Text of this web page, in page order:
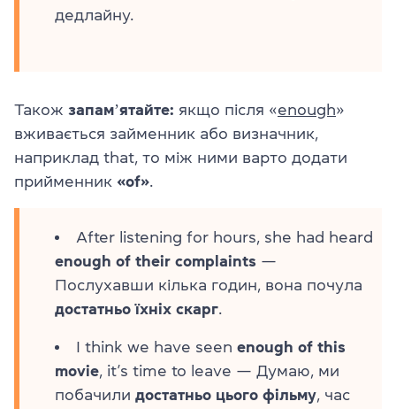
дедлайну.
Також запамʼятайте: якщо після «enough»
вживається займенник або визначник,
наприклад that, то між ними варто додати
прийменник «of»
After listening for hours, she had heard
enough of their complaints —
Послухавши кілька годин, вона почула
достатньо їхніх скарг
I think we have seen enough of this
movie , it’s time to leave — Думаю, ми
побачили достатньо цього фільму , час